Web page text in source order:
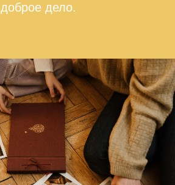
доброе дело.